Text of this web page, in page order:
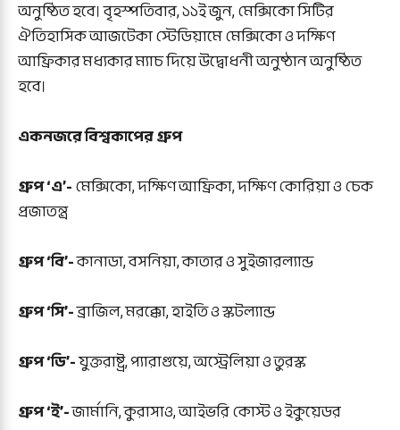
অনুষ্ঠিত হবে। বৃহস্পতিবার, ১১ই জুন, মেক্সিকো সিটির
ঐতিহাসিক আজটেকা স্টেডিয়ামে মেক্সিকো ও দক্ষিণ
আফ্রিকার মধ্যকার ম্যাচ দিয়ে উদ্বোধনী অনুষ্ঠান অনুষ্ঠিত
হবে।
একনজরে বিশ্বকাপের গ্রুপ
গ্রুপ ‘এ’-মেক্সিকো, দক্ষিণ আফ্রিকা, দক্ষিণ কোরিয়া ও চেক
প্রজাতন্ত্র
গ্রুপ ‘বি’-কানাডা, বসনিয়া, কাতার ও সুইজারল্যান্ড
গ্রুপ ‘সি’-ব্রাজিল, মরক্কো, হাইতি ও স্কটল্যান্ড
গ্রুপ ‘ডি’-যুক্তরাষ্ট্র, প্যারাগুয়ে, অস্ট্রেলিয়া ও তুরস্ক
গ্রুপ ‘ই’-জার্মানি, কুরাসাও, আইভরি কোস্ট ও ইকুয়েডর